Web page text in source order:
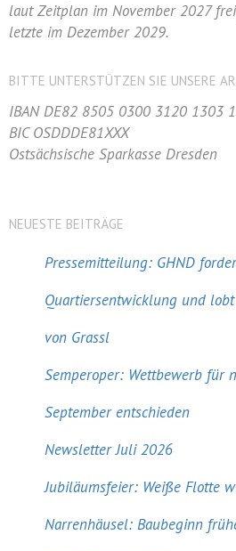
laut Zeitplan im November 2027
letzte im Dezember 2029.
BITTE UNTERSTÜTZEN SIE UNSERE
IBAN DE82 8505 0300 3120 1303
BIC OSDDDE81XXX
Ostsächsische Sparkasse Dresden
NEUESTE BEITRÄGE
Pressemitteilung: GHND
Quartiersentwicklung und
von Grassl
Semperoper: Wettbewerb für
September entschieden
Newsletter Juli 2026
Jubiläumsfeier: Weiße Flotte
Narrenhäusel: Baubeginn